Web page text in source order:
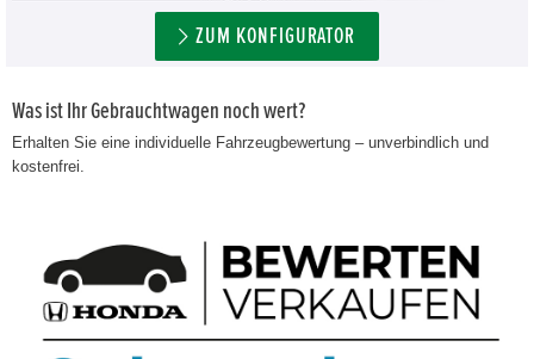
ZUM KONFIGURATOR
Was ist Ihr Gebrauchtwagen noch wert?
Erhalten Sie eine individuelle Fahrzeugbewertung – unverbindlich und
kostenfrei.